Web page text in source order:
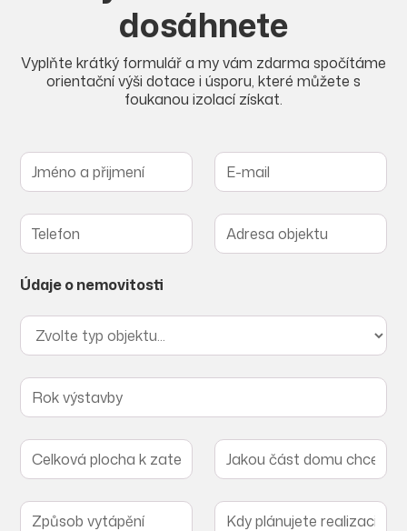
dosáhnete
Vyplňte krátký formulář a my vám zdarma spočítáme
orientační výši dotace i úsporu, které můžete s
foukanou izolací získat.
Údaje o nemovitosti